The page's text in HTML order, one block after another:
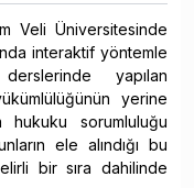
Veli Üniversitesinde
interaktif yöntemle
yapılan
yerine
hukuku sorumluluğu
ele alındığı bu
bir sıra dahilinde